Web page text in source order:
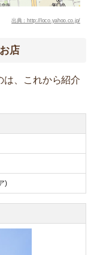
出典：http://loco.yahoo.co.jp/
店
は、これから紹介
)